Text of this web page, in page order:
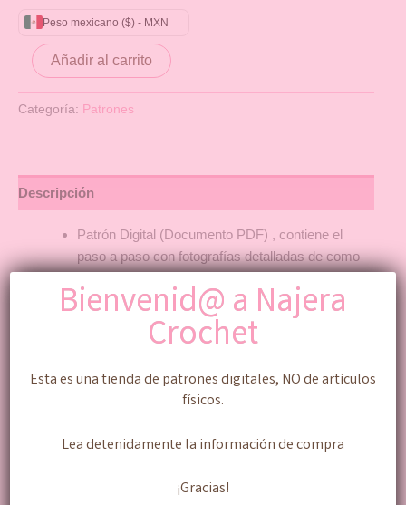
Peso mexicano ($) - MXN
Añadir al carrito
Categoría: Patrones
Descripción
Patrón Digital (Documento PDF) , contiene el
paso a paso con fotografías detalladas de como
(tejido).
ESTE ARTICULO ASI COMO SU PRECIO($$)
NO CORRESPONE AL AMIGURUMI
No se aceptan cambios,
reembolsos/devoluciones ni cancelaciones, leer
cualquier pago.
Esta prohibido realizar traducciones de este
Bienvenid@ a Najera
Crochet
Esta es una tienda de patrones digitales, NO de artículos
físicos.
Lea detenidamente la información de compra
¡Gracias!